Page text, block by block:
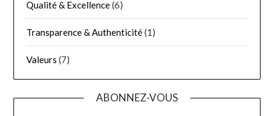
Qualité & Excellence(6)
Transparence & Authenticité(1)
Valeurs (7)
ABONNEZ-VOUS